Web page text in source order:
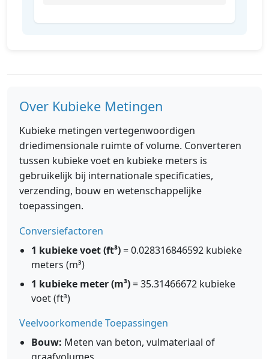
Over Kubieke Metingen
Kubieke metingen vertegenwoordigen
driedimensionale ruimte of volume. Converteren
tussen kubieke voet en kubieke meters is
gebruikelijk bij internationale specificaties,
verzending, bouw en wetenschappelijke
toepassingen.
Conversiefactoren
1 kubieke voet (ft³)= 0.028316846592 kubieke
meters (m³)
1 kubieke meter (m³)= 35.31466672 kubieke
voet (ft³)
Veelvoorkomende Toepassingen
Bouw: Meten van beton, vulmateriaal of